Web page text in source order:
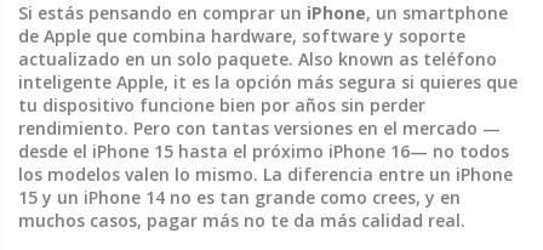
Si estás pensando en comprar un iPhone, un smartphone
de Apple que combina hardware, software y soporte
actualizado en un solo paquete. Also known as teléfono
inteligente Apple, it es la opción más segura si quieres que
tu dispositivo funcione bien por años sin perder
rendimiento. Pero con tantas versiones en el mercado —
desde el iPhone 15 hasta el próximo iPhone 16— no todos
los modelos valen lo mismo. La diferencia entre un iPhone
15 y un iPhone 14 no es tan grande como crees, y en
muchos casos, pagar más no te da más calidad real.